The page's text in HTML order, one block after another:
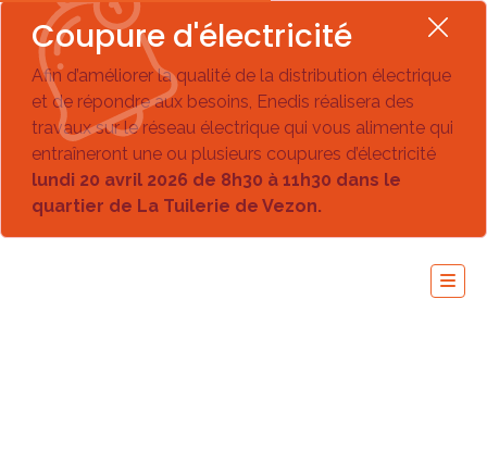
Coupure d'électricité
Afin d’améliorer la qualité de la distribution électrique
et de répondre aux besoins, Enedis réalisera des
travaux sur le réseau électrique qui vous alimente qui
entraîneront une ou plusieurs coupures d’électricité
lundi 20 avril 2026 de 8h30 à 11h30 dans le
quartier de La Tuilerie de Vezon.